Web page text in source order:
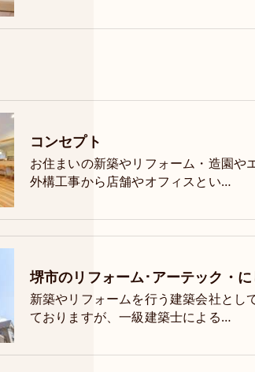
コンセプト
お住まいの新築やリフォーム・造園や
外構工事から店舗やオフィスとい…
新築やリフォームを行う建築会社とし
ておりますが、一級建築士による…